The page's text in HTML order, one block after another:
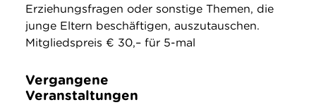
Erziehungsfragen oder sonstige Themen, die
junge Eltern beschäftigen, auszutauschen.
Mitgliedspreis € 30,– für 5-mal
Vergangene
Veranstaltungen